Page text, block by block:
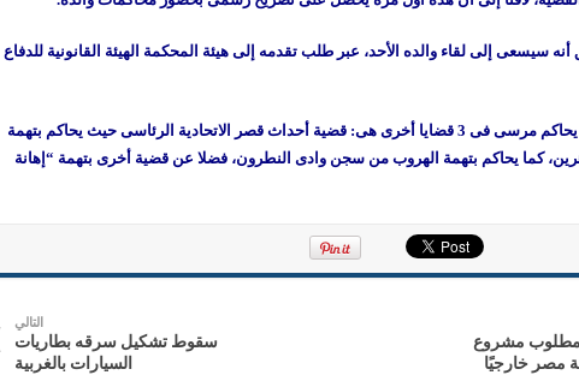
سيسعى إلى لقاء والده الأحد، عبر طلب تقدمه إلى هيئة المحكمة الهيئة القانونية للدفاع
وإضافة إلى قضة التخابر، يحاكم مرسى فى 3 قضايا أخرى هى: قضية أحداث قصر الاتحادية الرئاسى حيث يحاكم بتهمة
كما يحاكم بتهمة الهروب من سجن وادى النطرون، فضلا عن قضية أخرى بتهمة “إهانة
مطلوب مشروع
مصر خارجيًا
التالي
سقوط تشكيل سرقه بطاريات
السيارات بالغربية